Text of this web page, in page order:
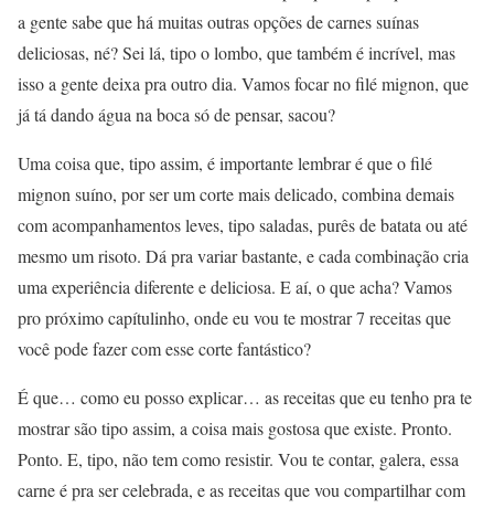
a gente sabe que há muitas outras opções de carnes suínas
deliciosas, né? Sei lá, tipo o lombo, que também é incrível, mas
isso a gente deixa pra outro dia. Vamos focar no filé mignon, que
já tá dando água na boca só de pensar, sacou?
Uma coisa que, tipo assim, é importante lembrar é que o filé
mignon suíno, por ser um corte mais delicado, combina demais
com acompanhamentos leves, tipo saladas, purês de batata ou até
mesmo um risoto. Dá pra variar bastante, e cada combinação cria
uma experiência diferente e deliciosa. E aí, o que acha? Vamos
pro próximo capítulinho, onde eu vou te mostrar 7 receitas que
você pode fazer com esse corte fantástico?
É que… como eu posso explicar… as receitas que eu tenho pra te
mostrar são tipo assim, a coisa mais gostosa que existe. Pronto.
Ponto. E, tipo, não tem como resistir. Vou te contar, galera, essa
carne é pra ser celebrada, e as receitas que vou compartilhar com